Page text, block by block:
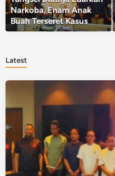
Narkoba, Enam Anak
Buah Terseret Kasus
Latest